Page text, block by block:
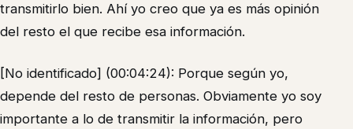
transmitirlo bien. Ahí yo creo que ya es más opinión
del resto el que recibe esa información.
[No identificado] (00:04:24): Porque según yo,
depende del resto de personas. Obviamente yo soy
importante a lo de transmitir la información, pero